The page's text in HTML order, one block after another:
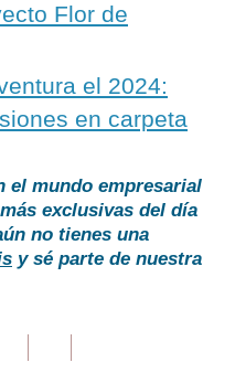
Flor de
el 2024:
en carpeta
el mundo empresarial
exclusivas del día
no tienes una
y sé parte de nuestra